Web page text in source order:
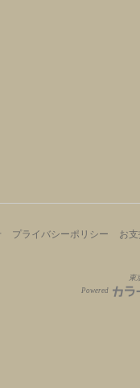
プライバシーポリシー お
東
Powered